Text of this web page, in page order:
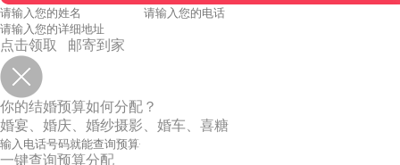
点击领取 邮寄到家
你的结婚预算如何分配？
婚宴、婚庆、婚纱摄影、婚车、喜糖
一键查询预算分配